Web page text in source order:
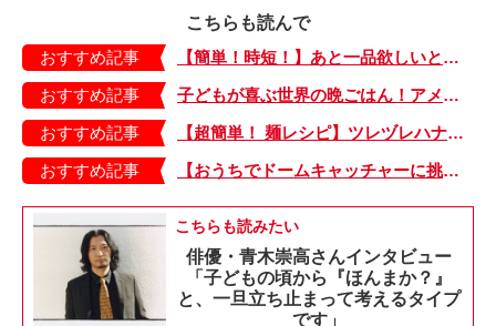
こちらも読んで
おすすめ記事
【簡単！時短！】あと一品欲しいときにおすすめの「卵とレタスの炒めもの」のレシピ
おすすめ記事
子どもが喜ぶ世界の晩ごはん！アメリカのフライドチキン＆フライドポテト
おすすめ記事
【超簡単！ 麺レシピ】ツレヅレハナコさんに聞く、パパッと作れる「オイルサーディンとミニトマトの冷製パスタ」
おすすめ記事
【おうちでドームキャッチャーに挑戦だ】アンパンマン わくわくドームキャッチャー
こちらも読みたい
俳優・青木崇高さんインタビュー
「子どもの頃から『ほんまか？』
と、一旦立ち止まって考えるタイプ
です」